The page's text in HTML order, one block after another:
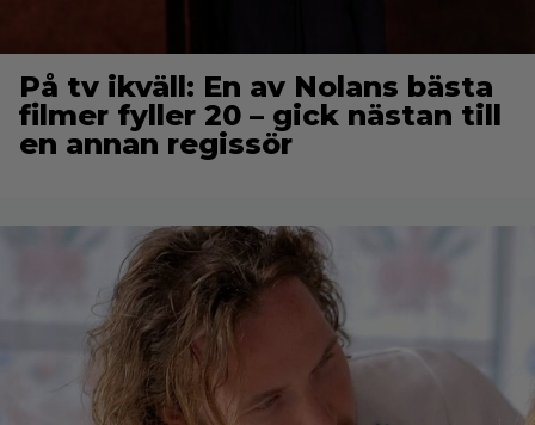
På tv ikväll: En av Nolans bästa
filmer fyller 20 – gick nästan till
en annan regissör